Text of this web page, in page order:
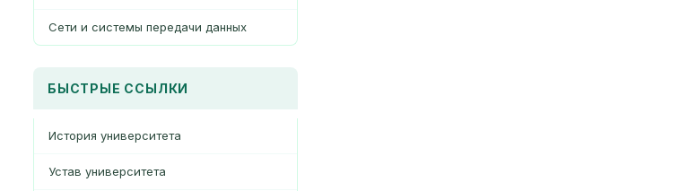
Сети и системы передачи данных
БЫСТРЫЕ ССЫЛКИ
История университета
Устав университета